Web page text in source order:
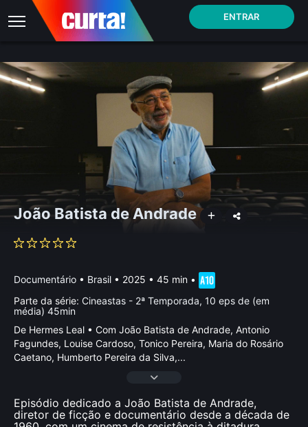
ENTRAR
João Batista de Andrade
Documentário • Brasil • 2025 • 45 min •
Parte da série: Cineastas - 2ª Temporada, 10 eps de (em
média) 45min
De Hermes Leal • Com João Batista de Andrade, Antonio
Fagundes, Louise Cardoso, Tonico Pereira, Maria do Rosário
Caetano, Humberto Pereira da Silva,...
Episódio dedicado a João Batista de Andrade,
diretor de ficção e documentário desde a década de